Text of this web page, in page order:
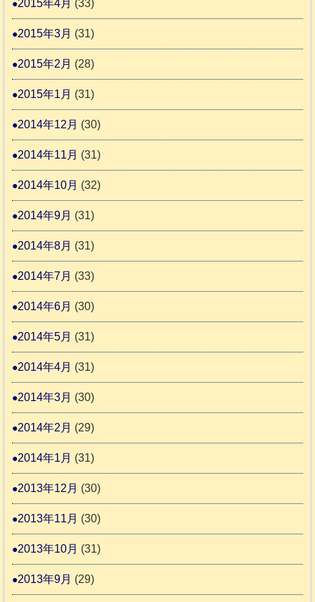
2015年4月 (33)
2015年3月 (31)
2015年2月 (28)
2015年1月 (31)
2014年12月 (30)
2014年11月 (31)
2014年10月 (32)
2014年9月 (31)
2014年8月 (31)
2014年7月 (33)
2014年6月 (30)
2014年5月 (31)
2014年4月 (31)
2014年3月 (30)
2014年2月 (29)
2014年1月 (31)
2013年12月 (30)
2013年11月 (30)
2013年10月 (31)
2013年9月 (29)